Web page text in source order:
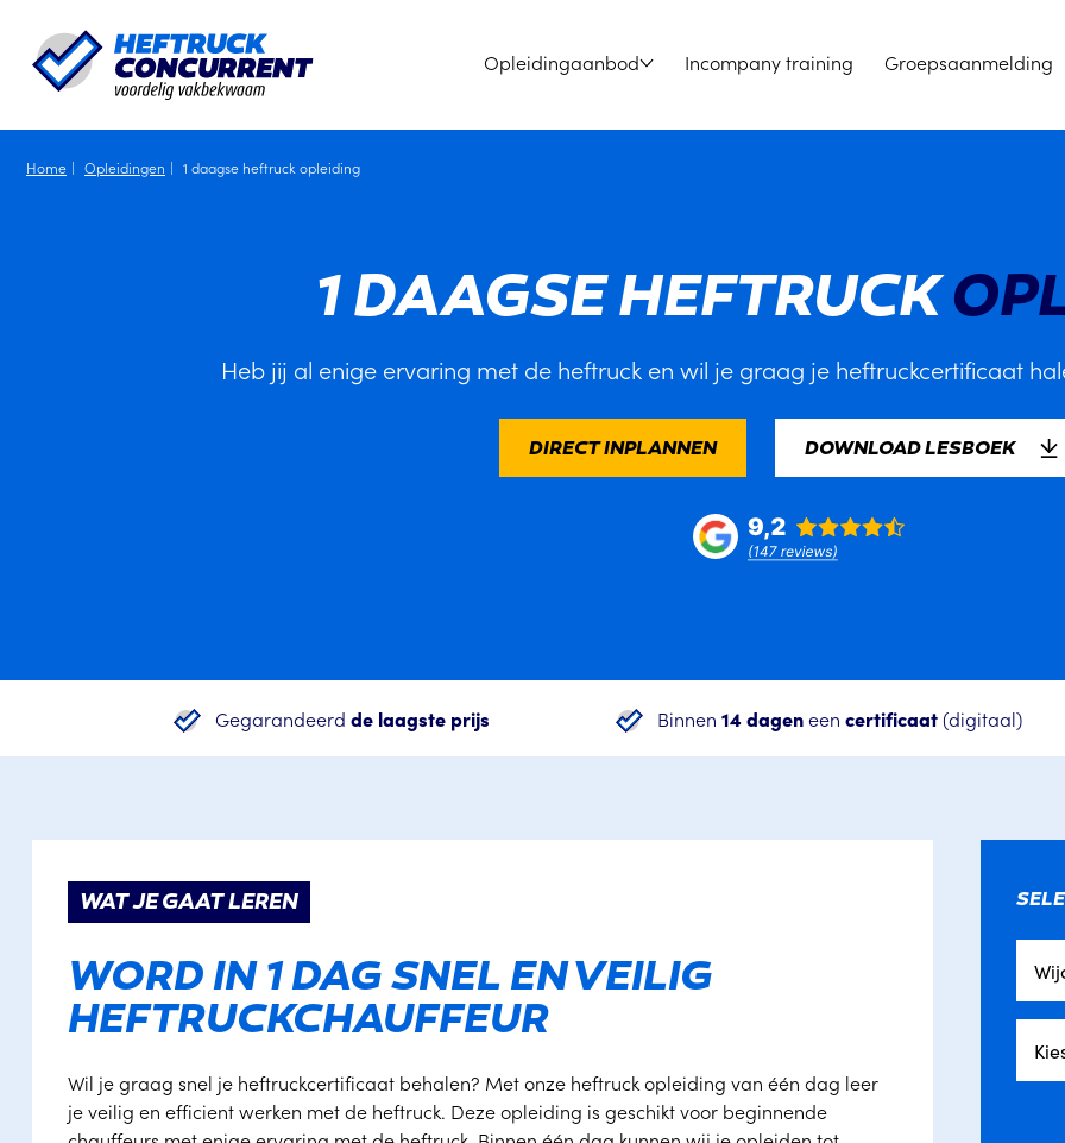
Opleidingaanbod Incompany training Groepsaanmelding
Home Opleidingen 1 daagse heftruck opleiding
1 DAAGSE HEFTRUCK
Heb jij al enige ervaring met de heftruck en wil je graag je heftruckcertificaat
DIRECT INPLANNEN DOWNLOAD LESBOEK
Gegarandeerd de laagste prijs Binnen 14 dageneen certificaat(digitaal)
WAT JE GAAT LEREN
WORD IN 1 DAG SNEL EN VEILIG
HEFTRUCKCHAUFFEUR
Wil je graag snel je heftruckcertificaat behalen? Met onze heftruck opleiding van één dag leer
je veilig en efficient werken met de heftruck. Deze opleiding is geschikt voor beginnende